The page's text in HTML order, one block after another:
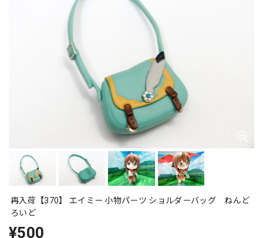
再入荷【370】 エイミー 小物パーツ ショルダーバッグ ねんど
ろいど
¥500